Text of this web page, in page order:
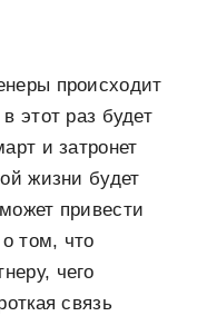
происходит
этот раз будет
и затронет
жизни будет
привести
том, что
чего
связь